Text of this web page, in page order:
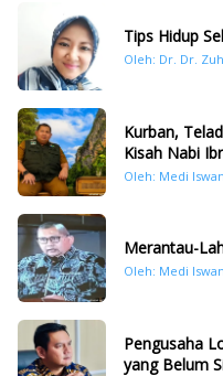
Tips Hidup
Oleh: Dr. Dr.
Kurban,
Kisah Nabi
Oleh: Medi
Merantau-
Oleh: Medi
Pengusaha
yang Belum